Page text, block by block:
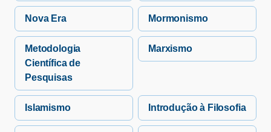
Nova Era Mormonismo
Metodologia
Científica de
Pesquisas
Marxismo
Islamismo Introdução à Filosofia